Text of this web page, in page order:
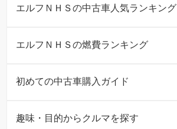
エルフＮＨＳの中古車人気ランキング
エルフＮＨＳの燃費ランキング
初めての中古車購入ガイド
趣味・目的からクルマを探す